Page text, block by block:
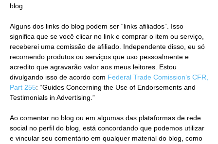
blog.
Alguns dos links do blog podem ser “links afiliados”. Isso
significa que se você clicar no link e comprar o item ou serviço,
receberei uma comissão de afiliado. Independente disso, eu só
recomendo produtos ou serviços que uso pessoalmente e
acredito que agravarão valor aos meus leitores. Estou
divulgando isso de acordo com Federal Trade Comission’s CFR,
Part 255: “Guides Concerning the Use of Endorsements and
Testimonials in Advertising.”
Ao comentar no blog ou em algumas das plataformas de rede
social no perfil do blog, está concordando que podemos utilizar
e vincular seu comentário em qualquer material do blog, como